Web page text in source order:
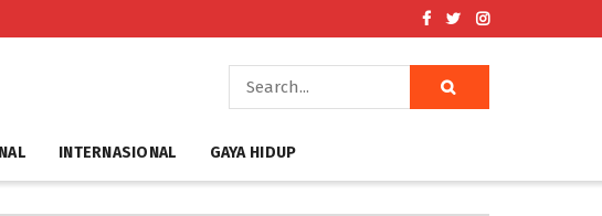
INTERNASIONAL GAYA HIDUP